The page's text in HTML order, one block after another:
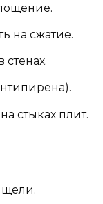
на сжатие.
стыках плит.
щели.